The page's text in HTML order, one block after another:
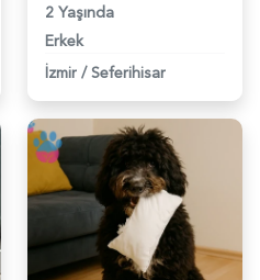
2 Yaşında
Erkek
İzmir / Seferihisar